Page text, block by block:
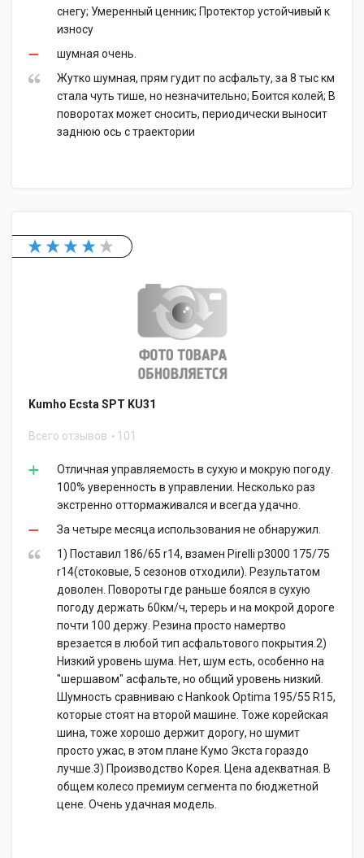
снегу; Умеренный ценник; Протектор устойчивый к
износу
шумная очень.
Жутко шумная, прям гудит по асфальту, за 8 тыс км
стала чуть тише, но незначительно; Боится колей; В
поворотах может сносить, периодически выносит
заднюю ось с траектории
Kumho Ecsta SPT KU31
Всего отзывов 101
Отличная управляемость в сухую и мокрую погоду.
100% уверенность в управлении. Несколько раз
экстренно оттормаживался и всегда удачно.
За четыре месяца использования не обнаружил.
1) Поставил 186/65 r14, взамен Pirelli p3000 175/75
r14(стоковые, 5 сезонов отходили). Результатом
доволен. Повороты где раньше боялся в сухую
погоду держать 60км/ч, терерь и на мокрой дороге
почти 100 держу. Резина просто намертво
врезается в любой тип асфальтового покрытия.2)
Низкий уровень шума. Нет, шум есть, особенно на
"шершавом" асфальте, но общий уровень низкий.
Шумность сравниваю с Hankook Optima 195/55 R15,
которые стоят на второй машине. Тоже корейская
шина, тоже хорошо держит дорогу, но шумит
просто ужас, в этом плане Кумо Экста гораздо
лучше.3) Производство Корея. Цена адекватная. В
общем колесо премиум сегмента по бюджетной
цене. Очень удачная модель.